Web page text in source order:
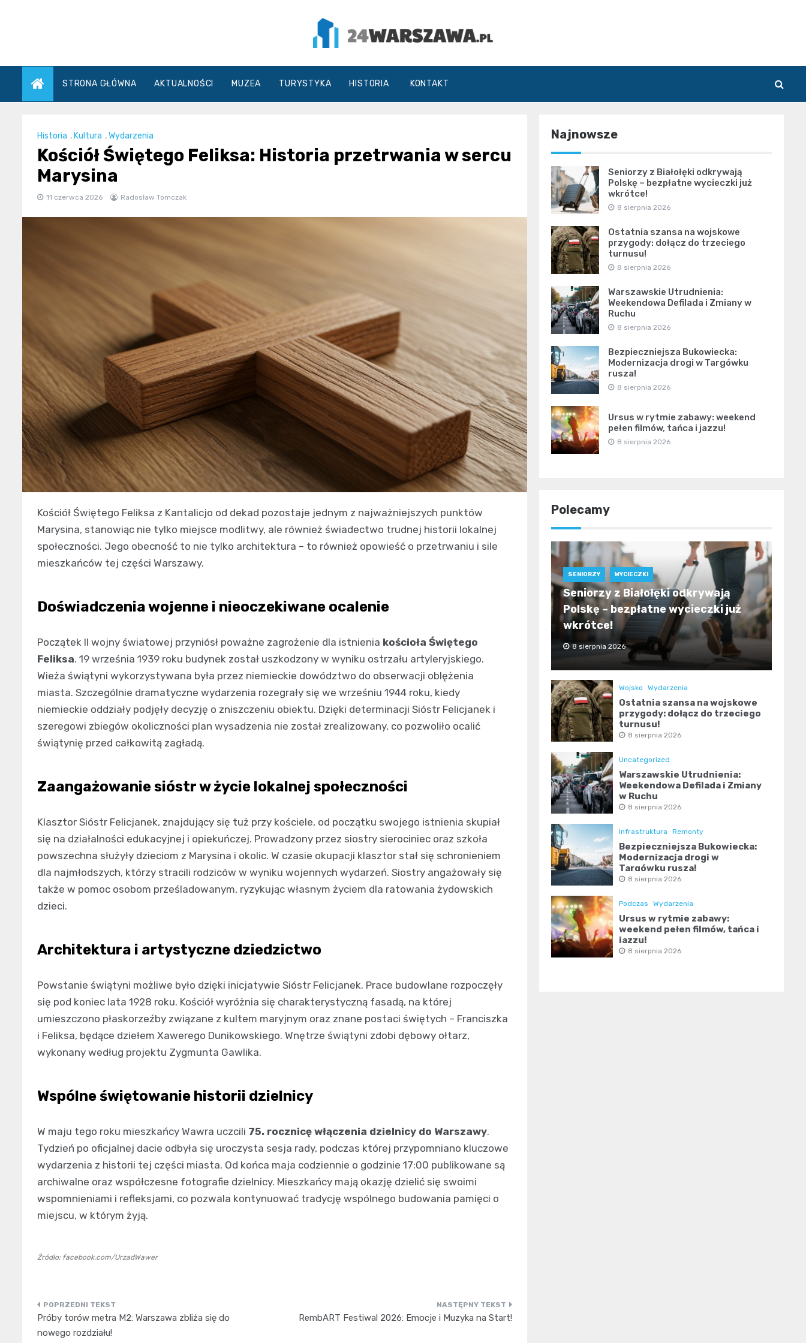
24Warszawa.pl
STRONA GŁÓWNA AKTUALNOŚCI MUZEA TURYSTYKA HISTORIA KONTAKT
Historia , Kultura ,Wydarzenia
Kościół Świętego Feliksa: Historia przetrwania w sercu
Marysina
11 czerwca 2026 Radosław Tomczak
Kościół Świętego Feliksa z Kantalicjo od dekad pozostaje jednym z najważniejszych punktów
Marysina, stanowiąc nie tylko miejsce modlitwy, ale również świadectwo trudnej historii lokalnej
społeczności. Jego obecność to nie tylko architektura – to również opowieść o przetrwaniu i sile
mieszkańców tej części Warszawy.
Doświadczenia wojenne i nieoczekiwane ocalenie
Początek II wojny światowej przyniósł poważne zagrożenie dla istnienia kościoła Świętego
Feliksa. 19 września 1939 roku budynek został uszkodzony w wyniku ostrzału artyleryjskiego.
Wieża świątyni wykorzystywana była przez niemieckie dowództwo do obserwacji oblężenia
miasta. Szczególnie dramatyczne wydarzenia rozegrały się we wrześniu 1944 roku, kiedy
niemieckie oddziały podjęły decyzję o zniszczeniu obiektu. Dzięki determinacji Sióstr Felicjanek i
szeregowi zbiegów okoliczności plan wysadzenia nie został zrealizowany, co pozwoliło ocalić
świątynię przed całkowitą zagładą.
Zaangażowanie sióstr w życie lokalnej społeczności
Klasztor Sióstr Felicjanek, znajdujący się tuż przy kościele, od początku swojego istnienia skupiał
się na działalności edukacyjnej i opiekuńczej. Prowadzony przez siostry sierociniec oraz szkoła
powszechna służyły dzieciom z Marysina i okolic. W czasie okupacji klasztor stał się schronieniem
dla najmłodszych, którzy stracili rodziców w wyniku wojennych wydarzeń. Siostry angażowały się
także w pomoc osobom prześladowanym, ryzykując własnym życiem dla ratowania żydowskich
dzieci.
Architektura i artystyczne dziedzictwo
Powstanie świątyni możliwe było dzięki inicjatywie Sióstr Felicjanek. Prace budowlane rozpoczęły
się pod koniec lata 1928 roku. Kościół wyróżnia się charakterystyczną fasadą, na której
umieszczono płaskorzeźby związane z kultem maryjnym oraz znane postaci świętych – Franciszka
i Feliksa, będące dziełem Xawerego Dunikowskiego. Wnętrze świątyni zdobi dębowy ołtarz,
wykonany według projektu Zygmunta Gawlika.
Wspólne świętowanie historii dzielnicy
W maju tego roku mieszkańcy Wawra uczcili 75. rocznicę włączenia dzielnicy do Warszawy.
Tydzień po oficjalnej dacie odbyła się uroczysta sesja rady, podczas której przypomniano kluczowe
wydarzenia z historii tej części miasta. Od końca maja codziennie o godzinie 17:00 publikowane są
archiwalne oraz współczesne fotografie dzielnicy. Mieszkańcy mają okazję dzielić się swoimi
wspomnieniami i refleksjami, co pozwala kontynuować tradycję wspólnego budowania pamięci o
miejscu, w którym żyją.
Źródło: facebook.com/UrzadWawer
Nawigacja
wpisu
Próby torów metra M2: Warszawa zbliża się do
nowego rozdziału!
RembART Festiwal 2026: Emocje i Muzyka na Start!
Najnowsze
Seniorzy z Białołęki odkrywają
Polskę – bezpłatne wycieczki już
wkrótce!
8 sierpnia 2026
Ostatnia szansa na wojskowe
przygody: dołącz do trzeciego
turnusu!
8 sierpnia 2026
Warszawskie Utrudnienia:
Weekendowa Defilada i Zmiany w
Ruchu
8 sierpnia 2026
Bezpieczniejsza Bukowiecka:
Modernizacja drogi w Targówku
rusza!
8 sierpnia 2026
Ursus w rytmie zabawy: weekend
pełen filmów, tańca i jazzu!
8 sierpnia 2026
Polecamy
SENIORZY WYCIECZKI
Seniorzy z Białołęki odkrywają
Polskę – bezpłatne wycieczki już
wkrótce!
8 sierpnia 2026
Wojsko Wydarzenia
Ostatnia szansa na wojskowe
przygody: dołącz do trzeciego
turnusu!
8 sierpnia 2026
Uncategorized
Warszawskie Utrudnienia:
Weekendowa Defilada i Zmiany
w Ruchu
8 sierpnia 2026
Infrastruktura Remonty
Bezpieczniejsza Bukowiecka:
Modernizacja drogi w
Targówku rusza!
8 sierpnia 2026
Podczas Wydarzenia
Ursus w rytmie zabawy:
weekend pełen filmów, tańca i
jazzu!
8 sierpnia 2026